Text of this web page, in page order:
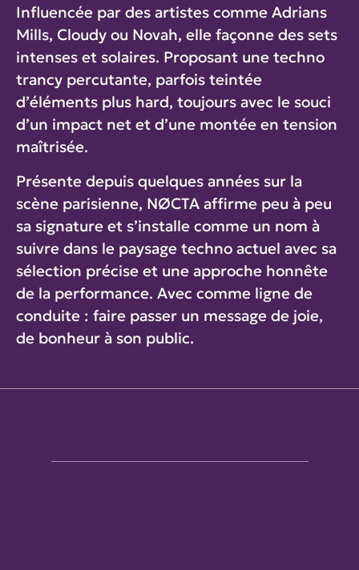
Influencée par des artistes comme Adrians
Mills, Cloudy ou Novah, elle façonne des sets
intenses et solaires. Proposant une techno
trancy percutante, parfois teintée
d’éléments plus hard, toujours avec le souci
d’un impact net et d’une montée en tension
maîtrisée.
Présente depuis quelques années sur la
scène parisienne, NØCTA affirme peu à peu
sa signature et s’installe comme un nom à
suivre dans le paysage techno actuel avec sa
sélection précise et une approche honnête
de la performance. Avec comme ligne de
conduite : faire passer un message de joie,
de bonheur à son public.